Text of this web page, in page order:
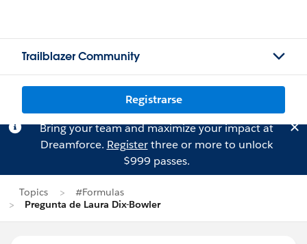
Trailblazer Community
Registrarse
Bring your team and maximize your impact at
Dreamforce. Registerthree or more to unlock
$999 passes.
Topics
#Formulas
Pregunta de Laura Dix-Bowler